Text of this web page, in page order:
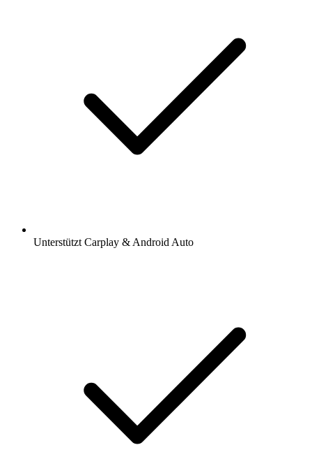
Unterstützt Carplay & Android Auto